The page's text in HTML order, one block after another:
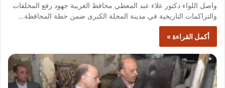
واصل اللواء دكتور علاء عبد المعطي محافظ الغربية جهود رفع المخلفات
والتراكمات التاريخية في مدينة المحلة الكبرى ضمن خطة المحافظة…
أكمل القراءة »